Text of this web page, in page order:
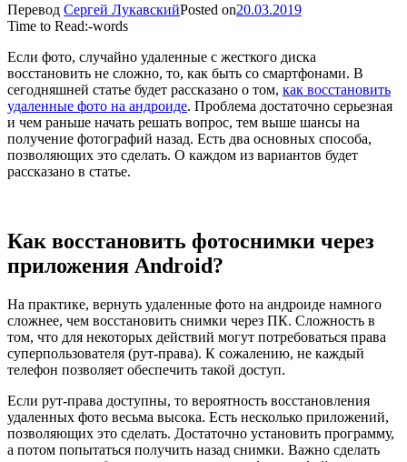
Перевод Сергей ЛукавскийPosted on20.03.2019
Time to Read:-words
Если фото, случайно удаленные с жесткого диска
восстановить не сложно, то, как быть со смартфонами. В
сегодняшней статье будет рассказано о том, как восстановить
удаленные фото на андроиде. Проблема достаточно серьезная
и чем раньше начать решать вопрос, тем выше шансы на
получение фотографий назад. Есть два основных способа,
позволяющих это сделать. О каждом из вариантов будет
рассказано в статье.
Как восстановить фотоснимки через
приложения Android?
На практике, вернуть удаленные фото на андроиде намного
сложнее, чем восстановить снимки через ПК. Сложность в
том, что для некоторых действий могут потребоваться права
суперпользователя (рут-права). К сожалению, не каждый
телефон позволяет обеспечить такой доступ.
Если рут-права доступны, то вероятность восстановления
удаленных фото весьма высока. Есть несколько приложений,
позволяющих это сделать. Достаточно установить программу,
а потом попытаться получить назад снимки. Важно сделать